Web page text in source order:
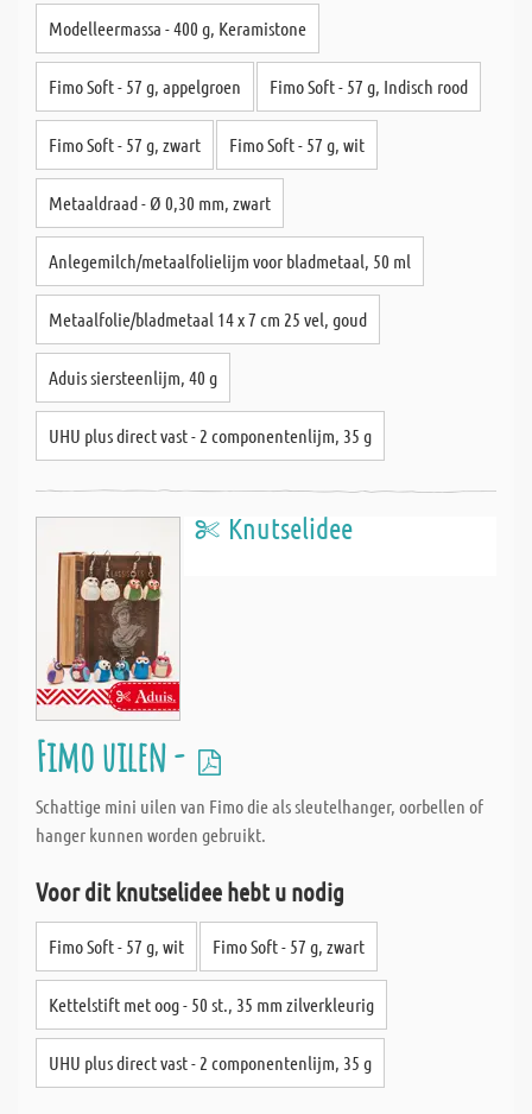
Modelleermassa - 400 g, Keramistone
Fimo Soft - 57 g, appelgroen Fimo Soft - 57 g, Indisch rood
Fimo Soft - 57 g, zwart Fimo Soft - 57 g, wit
Metaaldraad - Ø 0,30 mm, zwart
Anlegemilch/metaalfolielijm voor bladmetaal, 50 ml
Metaalfolie/bladmetaal 14 x 7 cm 25 vel, goud
Aduis siersteenlijm, 40 g
UHU plus direct vast - 2 componentenlijm, 35 g
Knutselidee
Fimo uilen -
Schattige mini uilen van Fimo die als sleutelhanger, oorbellen of
hanger kunnen worden gebruikt.
Voor dit knutselidee hebt u nodig
Fimo Soft - 57 g, wit Fimo Soft - 57 g, zwart
Kettelstift met oog - 50 st., 35 mm zilverkleurig
UHU plus direct vast - 2 componentenlijm, 35 g